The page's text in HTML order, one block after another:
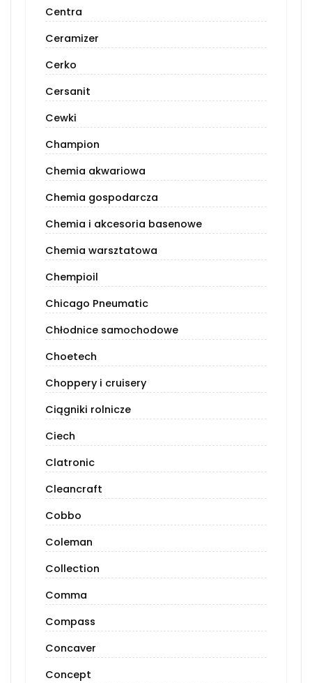
Centra
Ceramizer
Cerko
Cersanit
Cewki
Champion
Chemia akwariowa
Chemia gospodarcza
Chemia i akcesoria basenowe
Chemia warsztatowa
Chempioil
Chicago Pneumatic
Chłodnice samochodowe
Choetech
Choppery i cruisery
Ciągniki rolnicze
Ciech
Clatronic
Cleancraft
Cobbo
Coleman
Collection
Comma
Compass
Concaver
Concept